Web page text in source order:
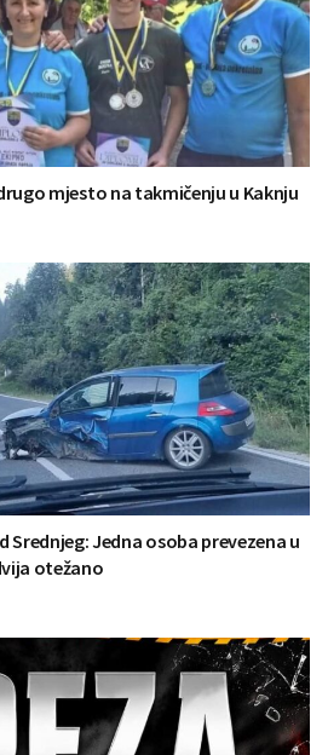
mjesto na takmičenju u Kaknju
Srednjeg: Jedna osoba prevezena u
otežano